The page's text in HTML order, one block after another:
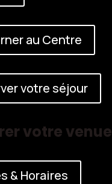
au Centre
votre séjour
votre venue
& Horaires